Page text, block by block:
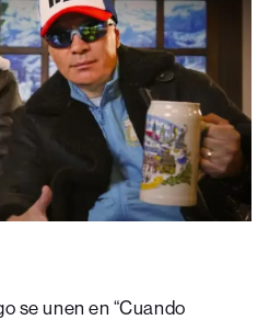
se unen en “Cuando